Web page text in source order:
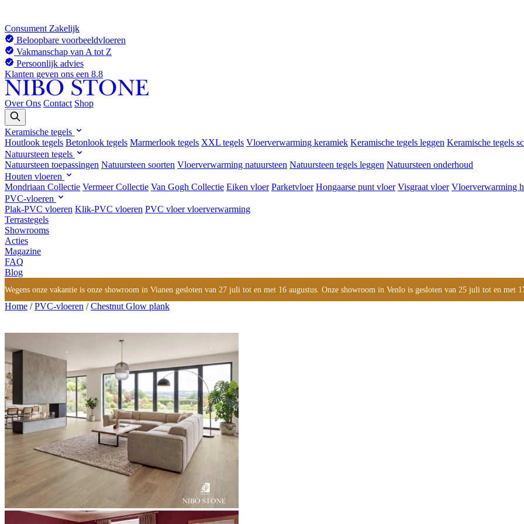
Consument Zakelijk
Beloopbare voorbeeldvloeren
Vakmanschap van A tot Z
Persoonlijk advies
Klanten geven ons een 8.8
Over Ons Contact Shop
Keramische tegels
Houtlook tegels Betonlook tegels Marmerlook tegels XXL tegels Vloerverwarming keramiek Keramische tegels leggen Keramische tegels
Natuursteen tegels
Natuursteen toepassingen Natuursteen soorten Vloerverwarming natuursteen Natuursteen tegels leggen Natuursteen onderhoud
Houten vloeren
Mondriaan Collectie Vermeer Collectie Van Gogh Collectie Eiken vloer Parketvloer Hongaarse punt vloer Visgraat vloer Vloerverwarming
PVC-vloeren
Plak-PVC vloeren Klik-PVC vloeren PVC vloer vloerverwarming
Terrastegels
Showrooms
Acties
Magazine
FAQ
Blog
Wegens onze vakantie is onze showroom in Vianen gesloten van 27 juli tot en met 16 augustus. Onze showroom in Venlo is gesloten van 25 juli tot en met
Home /PVC-vloeren /Chestnut Glow plank